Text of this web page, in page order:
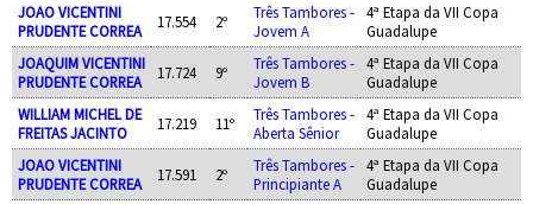
JOAO VICENTINI
PRUDENTE CORREA
17.554 2º
Três Tambores -
Jovem A
4ª Etapa da VII Copa
Guadalupe
JOAQUIM VICENTINI
PRUDENTE CORREA
17.724 9º
Três Tambores -
Jovem B
4ª Etapa da VII Copa
Guadalupe
WILLIAM MICHEL DE
FREITAS JACINTO
17.219 11º
Três Tambores -
Aberta Sênior
4ª Etapa da VII Copa
Guadalupe
JOAO VICENTINI
PRUDENTE CORREA
17.591 2º
Três Tambores -
Principiante A
4ª Etapa da VII Copa
Guadalupe